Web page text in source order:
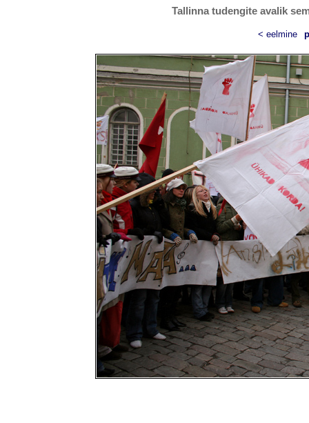
Tallinna tudengite avalik
< eelmine